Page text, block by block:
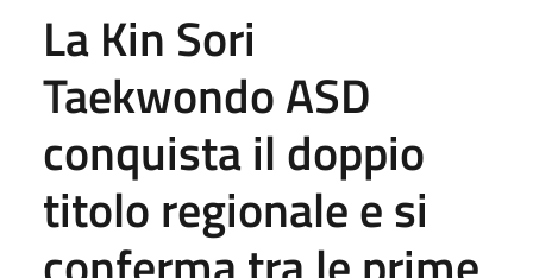
La Kin Sori
Taekwondo ASD
conquista il doppio
titolo regionale e si